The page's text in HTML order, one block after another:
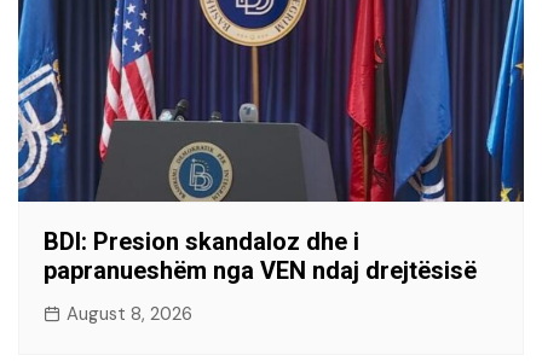
BDI: Presion skandaloz dhe i
papranueshëm nga VEN ndaj drejtësisë
August 8, 2026